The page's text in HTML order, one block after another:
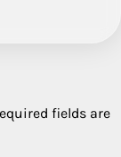
fields are